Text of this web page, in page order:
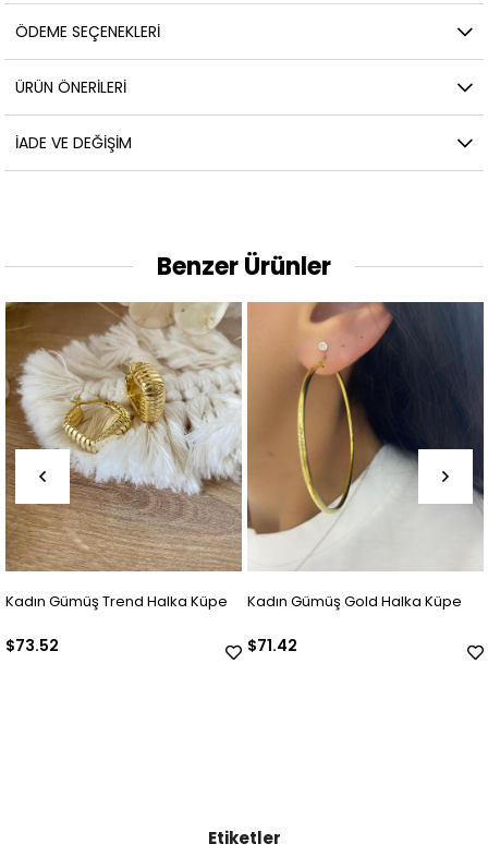
ÖDEME SEÇENEKLERI
ÜRÜN ÖNERILERI
İADE VE DEĞIŞIM
Benzer Ürünler
Kadın Gümüş Trend Halka Küpe
$73.52
Kadın Gümüş Gold Halka Küpe
$71.42
Etiketler